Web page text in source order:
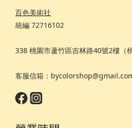
百色美術社
統編 72716102
338 桃園市蘆竹區吉林路40號2樓（
客服信箱：